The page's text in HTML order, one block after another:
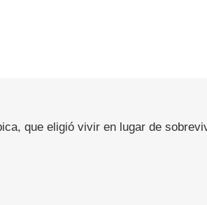
que eligió vivir en lugar de